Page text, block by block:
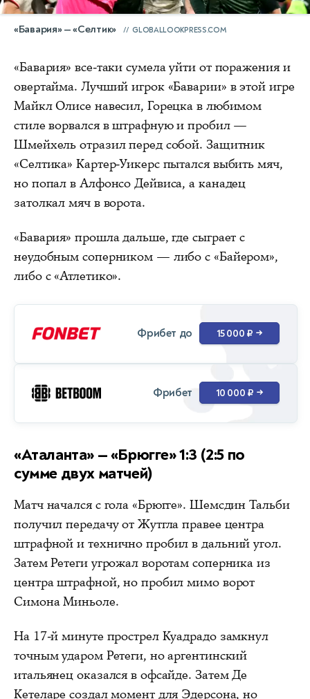
«Бавария» — «Селтик» GLOBALLOOKPRESS.COM
«Бавария» все-таки сумела уйти от поражения и
овертайма. Лучший игрок «Баварии» в этой игре
Майкл Олисе навесил, Горецка в любимом
стиле ворвался в штрафную и пробил —
Шмейхель отразил перед собой. Защитник
«Селтика» Картер-Уикерс пытался выбить мяч,
но попал в Алфонсо Дейвиса, а канадец
затолкал мяч в ворота.
«Бавария» прошла дальше, где сыграет с
неудобным соперником — либо с «Байером»,
либо с «Атлетико».
Фрибет до 15 000 ₽ →
Фрибет 10 000 ₽ →
«Аталанта» — «Брюгге» 1:3 (2:5 по
сумме двух матчей)
Матч начался с гола «Брюгге». Шемсдин Тальби
получил передачу от Жутгла правее центра
штрафной и технично пробил в дальний угол.
Затем Ретеги угрожал воротам соперника из
центра штрафной, но пробил мимо ворот
Симона Миньоле.
На 17-й минуте прострел Куадрадо замкнул
точным ударом Ретеги, но аргентинский
итальянец оказался в офсайде. Затем Де
Кетеларе создал момент для Эдерсона, но